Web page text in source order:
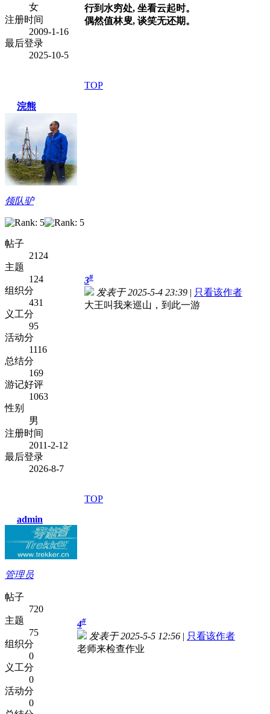
女
注册时间
2009-1-16
最后登录
2025-10-5
行到水穷处, 坐看云起时。
偶然值林叟, 谈笑无还期。
TOP
浣熊
领队驴
帖子
2124
主题
124
组织分
431
义工分
95
活动分
1116
总结分
169
游记好评
1063
性别
男
注册时间
2011-2-12
最后登录
2026-8-7
3#
发表于 2025-5-4 23:39 | 只看该作者
大王叫我来巡山，到此一游
TOP
admin
管理员
帖子
720
主题
75
组织分
0
义工分
0
活动分
0
4#
发表于 2025-5-5 12:56 | 只看该作者
老师来检查作业